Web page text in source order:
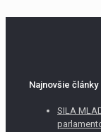
Najnovšie články
SILA